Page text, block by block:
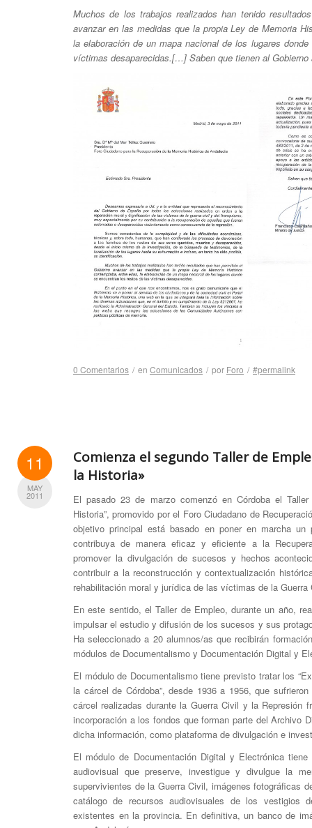
Muchos de los trabajos realizados han tenido
avanzar en las medidas que la propia Ley de Memoria
la elaboración de un mapa nacional de los lugares
víctimas desaparecidas.[…] Saben que tienen al
0 Comentarios / en Comunicados / por Foro / #permalink
11
MAY
2011
Comienza el segundo Taller de
la Historia»
El pasado 23 de marzo comenzó en Córdoba el
Historia”, promovido por el Foro Ciudadano de
objetivo principal está basado en poner en marcha
contribuya de manera eficaz y eficiente a la
promover la divulgación de sucesos y hechos
contribuir a la reconstrucción y contextualización
rehabilitación moral y jurídica de las víctimas de la
En este sentido, el Taller de Empleo, durante un año,
impulsar el estudio y difusión de los sucesos y sus
Ha seleccionado a 20 alumnos/as que recibirán
módulos de Documentalismo y Documentación Digital y
El módulo de Documentalismo tiene previsto tratar los
la cárcel de Córdoba”, desde 1936 a 1956, que
cárcel realizadas durante la Guerra Civil y la Represión
incorporación a los fondos que forman parte del Archivo
dicha información, como plataforma de divulgación e
El módulo de Documentación Digital y Electrónica
audiovisual que preserve, investigue y divulgue la
supervivientes de la Guerra Civil, imágenes fotográficas
catálogo de recursos audiovisuales de los vestigios
existentes en la provincia. En definitiva, un banco de